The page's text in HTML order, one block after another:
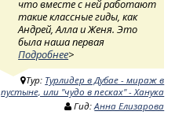
что вместе с ней работают
такие классные гиды, как
Андрей, Алла и Женя. Это
была наша первая
Подробнее>
Тур: Турлидер в Дубае - мираж в
пустыне, или "чудо в песках" - Ханука
Гид:Анна Елизарова